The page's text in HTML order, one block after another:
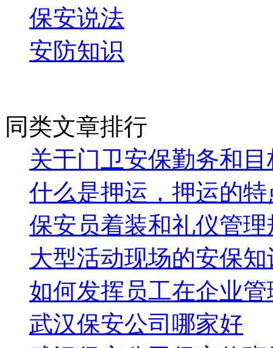
保安说法
安防知识
同类文章排行
关于门卫安保勤务和
什么是押运，押运的
保安员着装和礼仪管理
大型活动现场的安保知
如何发挥员工在企业
武汉保安公司哪家好